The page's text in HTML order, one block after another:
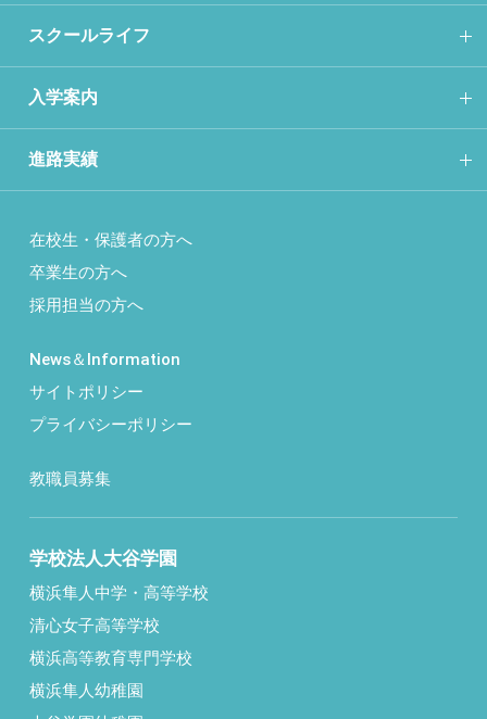
スクールライフ
入学案内
進路実績
在校生・保護者の方へ
卒業生の方へ
採用担当の方へ
News＆Information
サイトポリシー
プライバシーポリシー
教職員募集
学校法人大谷学園
横浜隼人中学・高等学校
清心女子高等学校
横浜高等教育専門学校
横浜隼人幼稚園